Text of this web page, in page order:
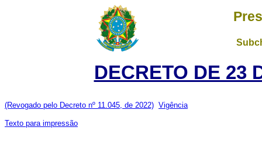
DECRETO DE 23
(Revogado pelo Decreto nº 11.045, de 2022) Vigência
Texto para impressão